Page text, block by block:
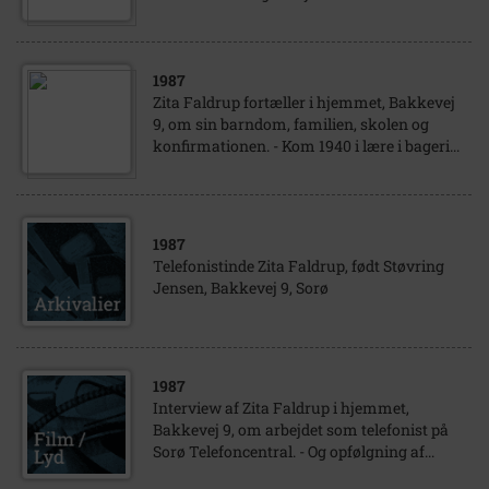
1987
Zita Faldrup fortæller i hjemmet, Bakkevej
9, om sin barndom, familien, skolen og
konfirmationen. - Kom 1940 i lære i bageri...
1987
Telefonistinde Zita Faldrup, født Støvring
Jensen, Bakkevej 9, Sorø
1987
Interview af Zita Faldrup i hjemmet,
Bakkevej 9, om arbejdet som telefonist på
Sorø Telefoncentral. - Og opfølgning af...